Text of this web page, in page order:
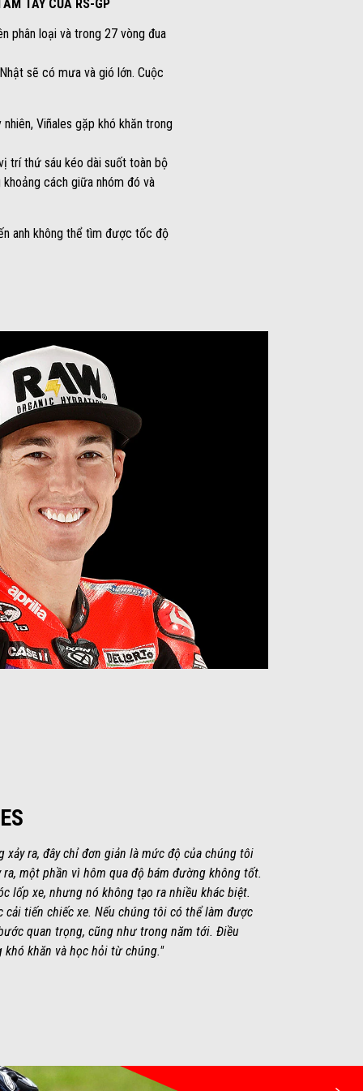
TAY CỦA RS-GP
phân loại và trong 27 vòng đua
sẽ có mưa và gió lớn. Cuộc
Viñales gặp khó khăn trong
trí thứ sáu kéo dài suốt toàn bộ
cách giữa nhóm đó và
anh không thể tìm được tốc độ
ra, đây chỉ đơn giản là mức độ của chúng tôi
ra, một phần vì hôm qua độ bám đường không tốt.
lốp xe, nhưng nó không tạo ra nhiều khác biệt.
cải tiến chiếc xe. Nếu chúng tôi có thể làm được
quan trọng, cũng như trong năm tới. Điều
khăn và học hỏi từ chúng."